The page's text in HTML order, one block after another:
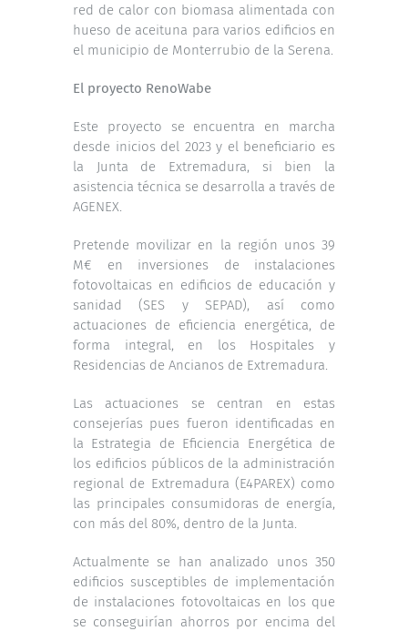
red de calor con biomasa alimentada con
hueso de aceituna para varios edificios en
el municipio de Monterrubio de la Serena.
El proyecto RenoWabe
Este proyecto se encuentra en marcha
desde inicios del 2023 y el beneficiario es
la Junta de Extremadura, si bien la
asistencia técnica se desarrolla a través de
AGENEX.
Pretende movilizar en la región unos 39
M€ en inversiones de instalaciones
fotovoltaicas en edificios de educación y
sanidad (SES y SEPAD), así como
actuaciones de eficiencia energética, de
forma integral, en los Hospitales y
Residencias de Ancianos de Extremadura.
Las actuaciones se centran en estas
consejerías pues fueron identificadas en
la Estrategia de Eficiencia Energética de
los edificios públicos de la administración
regional de Extremadura (E4PAREX) como
las principales consumidoras de energía,
con más del 80%, dentro de la Junta.
Actualmente se han analizado unos 350
edificios susceptibles de implementación
de instalaciones fotovoltaicas en los que
se conseguirían ahorros por encima del